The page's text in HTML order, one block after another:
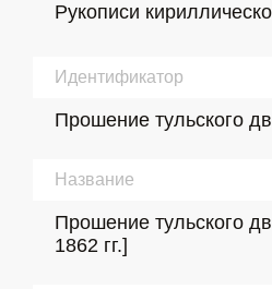
Рукописи
Идентификатор
Прошение тульского
Название
Прошение тульского
1862 гг.]